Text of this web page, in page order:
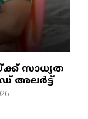
സാധ്യത
അലർട്ട്